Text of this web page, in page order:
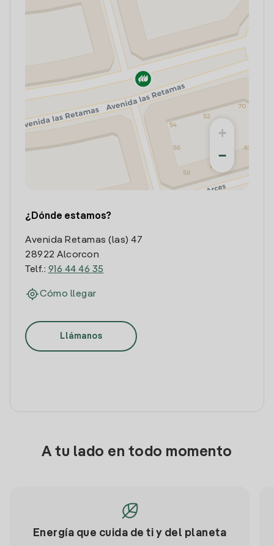
+
−
¿Dónde estamos?
Avenida Retamas (las) 47
28922 Alcorcon
Telf.: 916 44 46 35
Cómo llegar
Llámanos
A tu lado en todo momento
Energía que cuida de ti y del planeta